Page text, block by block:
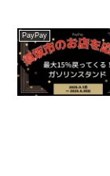
PayPay